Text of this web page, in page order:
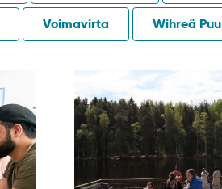
Voimavirta Wihreä Puu